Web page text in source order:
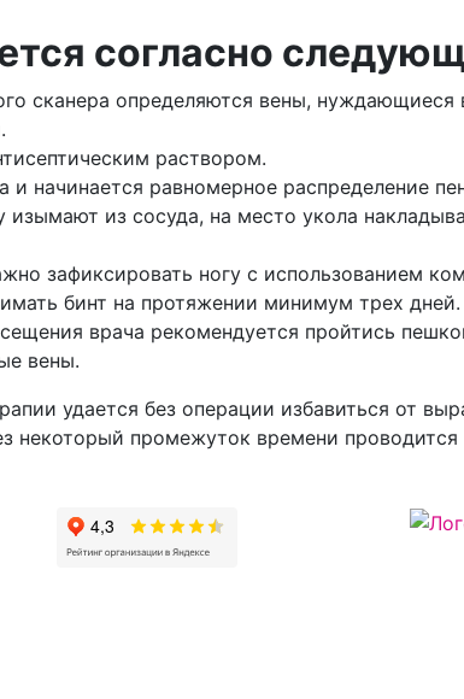
согласно
сканера определяются вены,
раствором.
и начинается равномерное распределение
из сосуда, на место укола
зафиксировать ногу с использованием
бинт на протяжении минимум трех
врача рекомендуется пройтись
вены.
удается без операции избавиться от
некоторый промежуток времени проводится